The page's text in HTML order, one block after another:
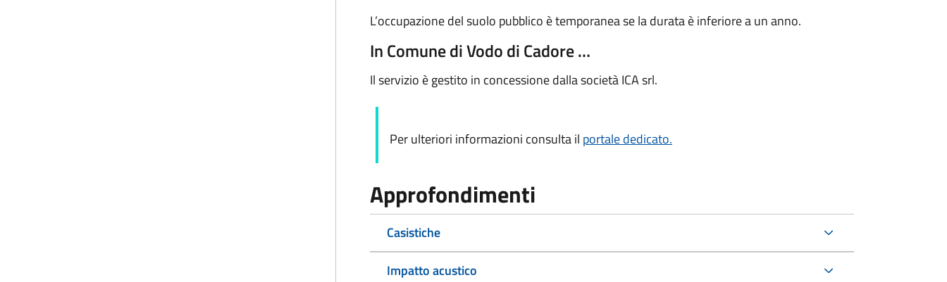
L’occupazione del suolo pubblico è temporanea se la durata è inferiore a un anno.
In Comune di Vodo di Cadore …
Il servizio è gestito in concessione dalla società ICA srl.
Per ulteriori informazioni consulta il portale dedicato.
Approfondimenti
Casistiche
Impatto acustico